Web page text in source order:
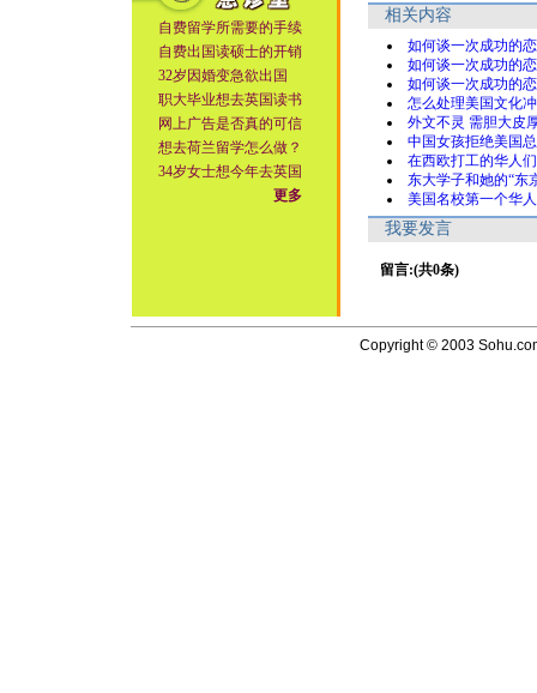
自费留学所需要的手续
自费出国读硕士的开销
32岁因婚变急欲出国
职大毕业想去英国读书
网上广告是否真的可信
想去荷兰留学怎么做？
34岁女士想今年去英国
更多
相关内容
如何谈一次成功的
如何谈一次成功的
如何谈一次成功的
怎么处理美国文化
外文不灵 需胆大皮
中国女孩拒绝美国
在西欧打工的华人们
东大学子和她的“东
美国名校第一个华
我要发言
留言:(共0条)
Copyright © 2003